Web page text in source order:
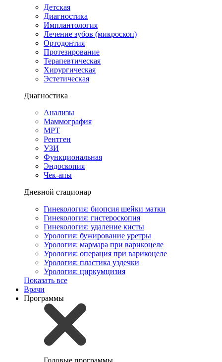
Детская
Диагностика
Имплантология
Лечение зубов (микроскоп)
Ортодонтия
Протезирование
Терапевтическая
Хирургическая
Эстетическая
Диагностика
Анализы
Маммография
МРТ
Рентген
УЗИ
Функциональная
Эндоскопия
Чек-апы
Дневной стационар
Гинекология: биопсия шейки матки
Гинекология: гистероскопия
Гинекология: удаление кисты
Урология: бужирование уретры
Урология: мармара при варикоцеле
Урология: операция при варикоцеле
Урология: пластика уздечки
Урология: циркумцизия
Показать все
Врачи
Программы
Годовые программы